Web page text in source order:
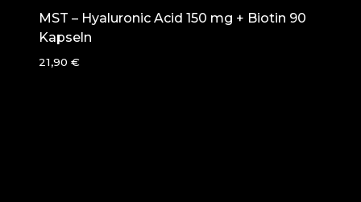
MST – Hyaluronic Acid 150 mg + Biotin 90
Kapseln
21,90 €